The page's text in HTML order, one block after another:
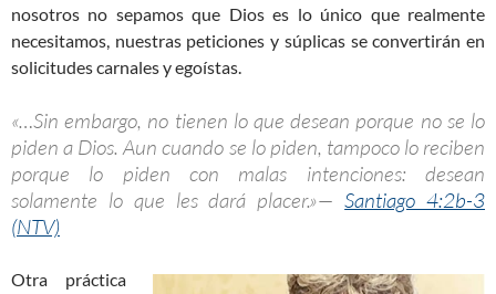
nosotros no sepamos que Dios es lo único que realmente
necesitamos, nuestras peticiones y súplicas se convertirán en
solicitudes carnales y egoístas.
«…Sin embargo, no tienen lo que desean porque no se lo
piden a Dios. Aun cuando se lo piden, tampoco lo reciben
porque lo piden con malas intenciones: desean
solamente lo que les dará placer.»—Santiago 4:2b-3
(NTV)
Otra práctica